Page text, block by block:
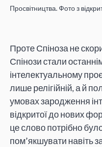
Просвітництва. Фото з
Проте Спіноза не
Спінози стали
інтелектуальному
лише релігійній, а й
умовах зародження
відкритої до нових
це слово потрібно
пом’якшувати навіть